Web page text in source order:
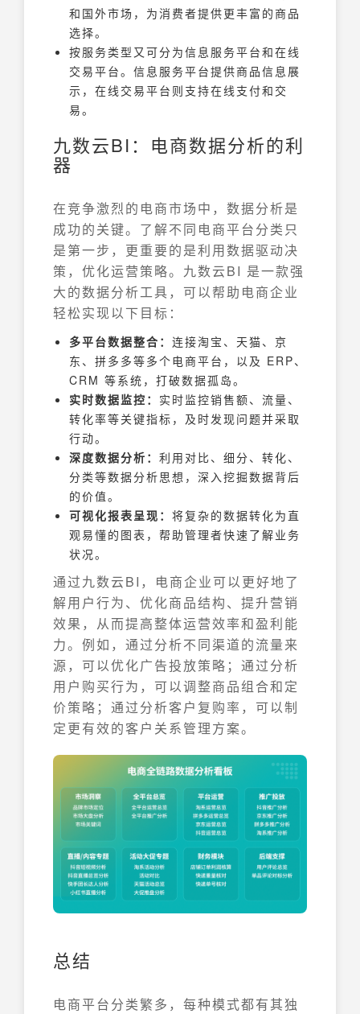
和国外市场，为消费者提供更丰富的商品
选择。
按服务类型又可分为信息服务平台和在线
交易平台。信息服务平台提供商品信息展
示，在线交易平台则支持在线支付和交
易。
九数云BI：电商数据分析的利
器
在竞争激烈的电商市场中，数据分析是
成功的关键。了解不同电商平台分类只
是第一步，更重要的是利用数据驱动决
策，优化运营策略。九数云BI 是一款强
大的数据分析工具，可以帮助电商企业
轻松实现以下目标：
多平台数据整合： 连接淘宝、天猫、京
东、拼多多等多个电商平台，以及 ERP、
CRM 等系统，打破数据孤岛。
实时数据监控： 实时监控销售额、流量、
转化率等关键指标，及时发现问题并采取
行动。
深度数据分析： 利用对比、细分、转化、
分类等数据分析思想，深入挖掘数据背后
的价值。
可视化报表呈现： 将复杂的数据转化为直
观易懂的图表，帮助管理者快速了解业务
状况。
通过九数云BI，电商企业可以更好地了
解用户行为、优化商品结构、提升营销
效果，从而提高整体运营效率和盈利能
力。例如，通过分析不同渠道的流量来
源，可以优化广告投放策略；通过分析
用户购买行为，可以调整商品组合和定
价策略；通过分析客户复购率，可以制
定更有效的客户关系管理方案。
总结
电商平台分类繁多，每种模式都有其独